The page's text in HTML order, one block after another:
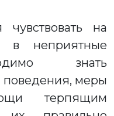
на
неприятные
знать
меры
терпящим